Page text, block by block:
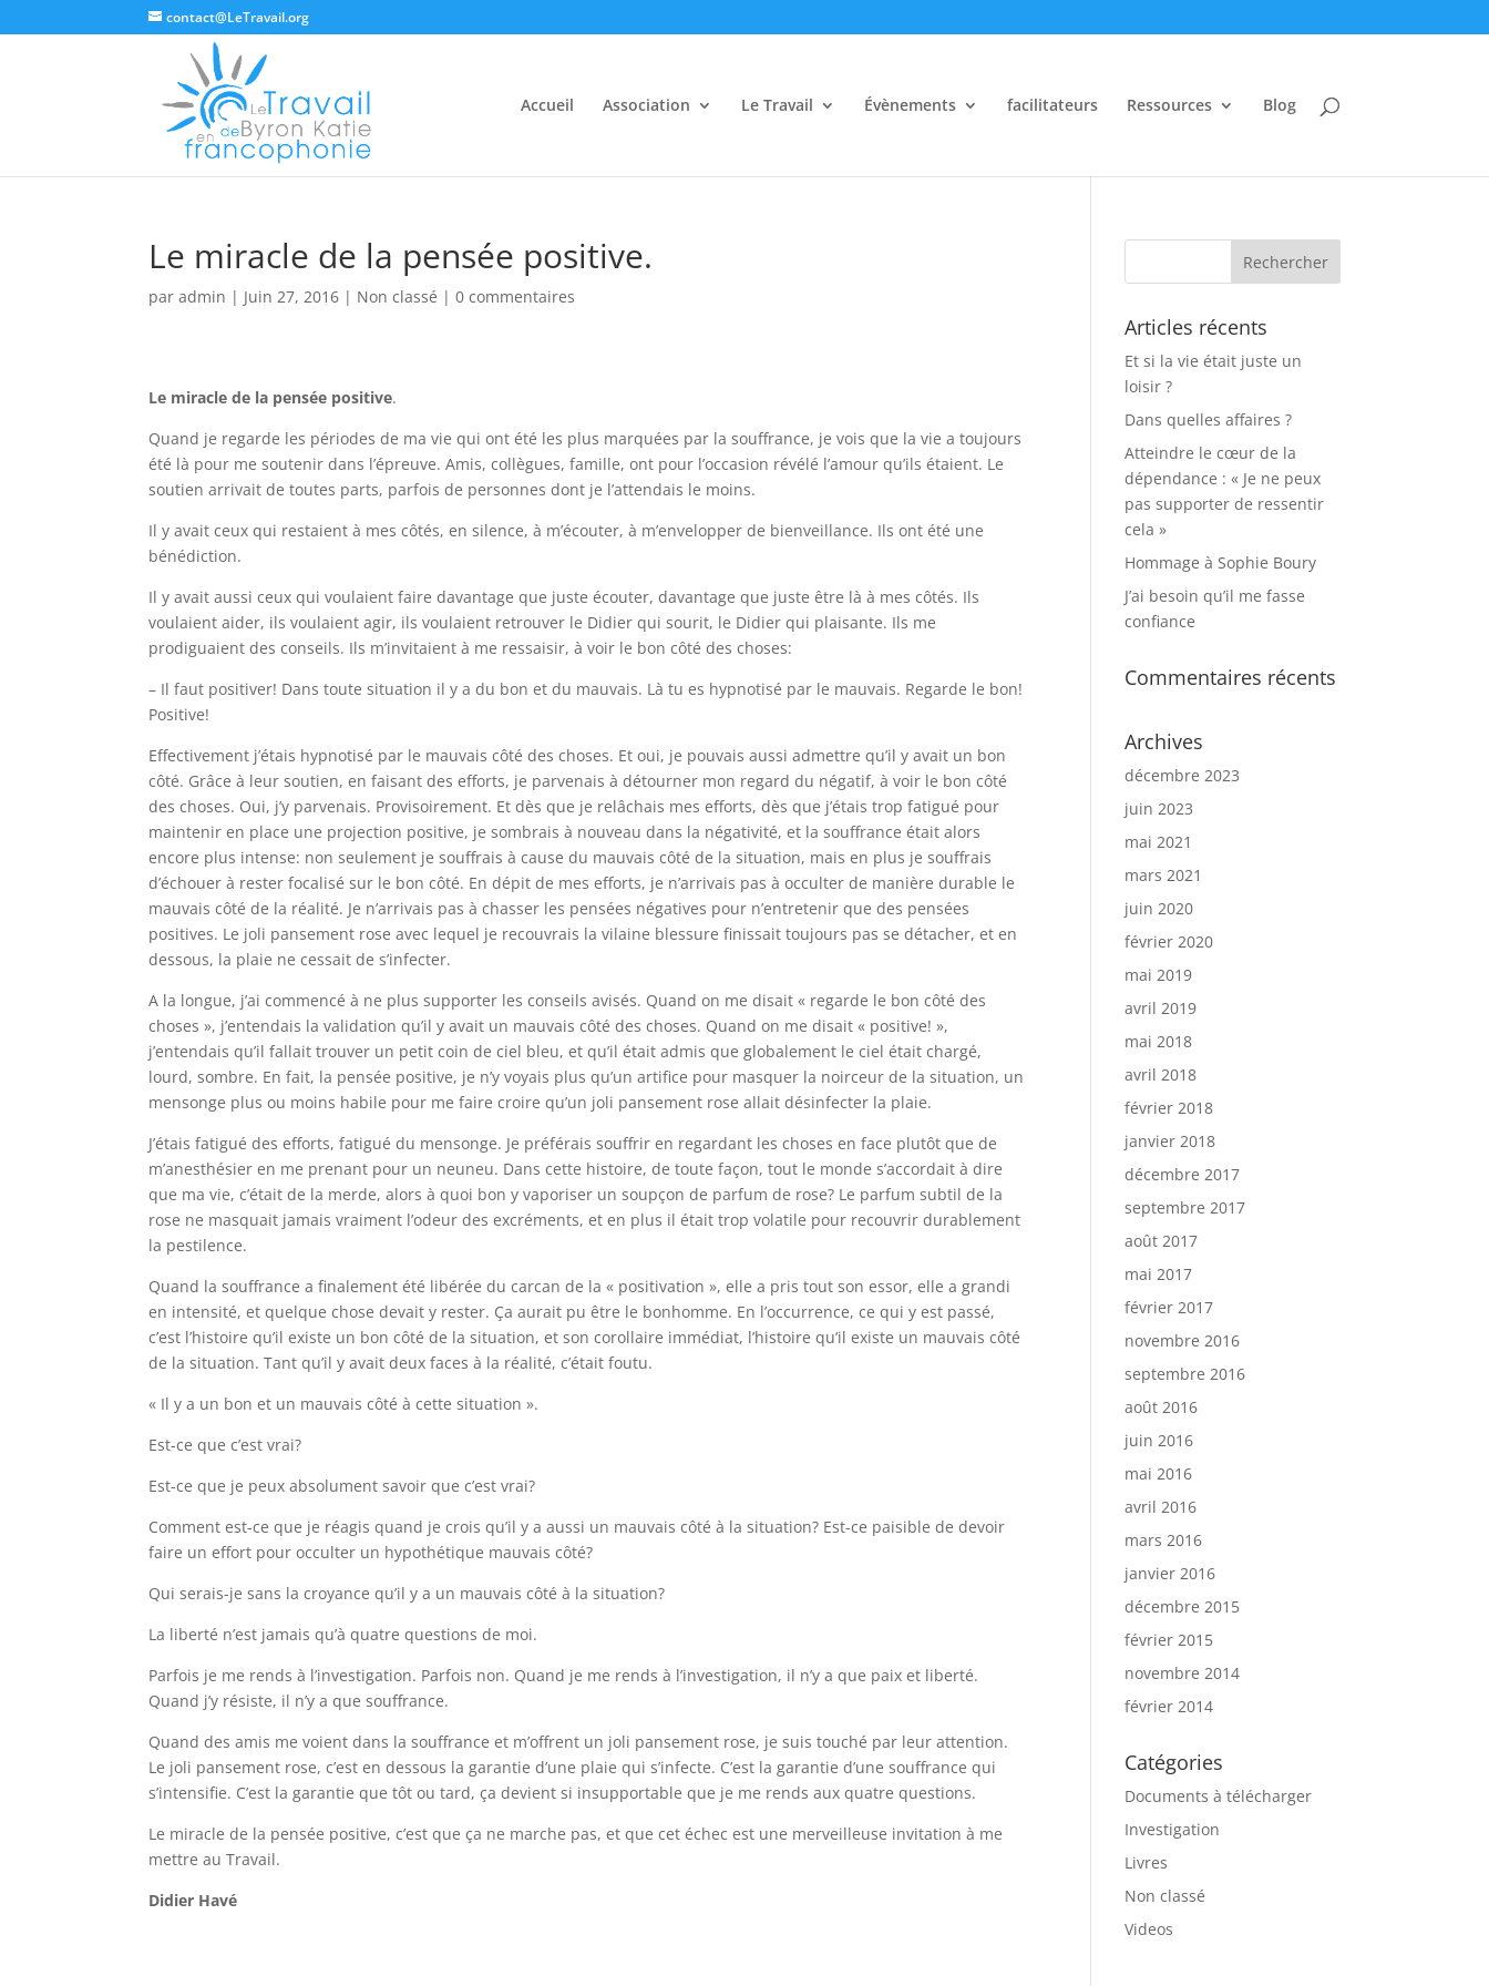
contact@LeTravail.org
Accueil Association Le Travail Évènements facilitateurs Ressources Blog
Le miracle de la pensée positive.
paradmin | Juin 27, 2016 | Non classé |0 commentaires
Le miracle de la pensée positive.
Quand je regarde les périodes de ma vie qui ont été les plus marquées par la souffrance, je vois que la vie a toujours
été là pour me soutenir dans l’épreuve. Amis, collègues, famille, ont pour l’occasion révélé l’amour qu’ils étaient. Le
soutien arrivait de toutes parts, parfois de personnes dont je l’attendais le moins.
Il y avait ceux qui restaient à mes côtés, en silence, à m’écouter, à m’envelopper de bienveillance. Ils ont été une
bénédiction.
Il y avait aussi ceux qui voulaient faire davantage que juste écouter, davantage que juste être là à mes côtés. Ils
voulaient aider, ils voulaient agir, ils voulaient retrouver le Didier qui sourit, le Didier qui plaisante. Ils me
prodiguaient des conseils. Ils m’invitaient à me ressaisir, à voir le bon côté des choses:
– Il faut positiver! Dans toute situation il y a du bon et du mauvais. Là tu es hypnotisé par le mauvais. Regarde le bon!
Positive!
Effectivement j’étais hypnotisé par le mauvais côté des choses. Et oui, je pouvais aussi admettre qu’il y avait un bon
côté. Grâce à leur soutien, en faisant des efforts, je parvenais à détourner mon regard du négatif, à voir le bon côté
des choses. Oui, j’y parvenais. Provisoirement. Et dès que je relâchais mes efforts, dès que j’étais trop fatigué pour
maintenir en place une projection positive, je sombrais à nouveau dans la négativité, et la souffrance était alors
encore plus intense: non seulement je souffrais à cause du mauvais côté de la situation, mais en plus je souffrais
d’échouer à rester focalisé sur le bon côté. En dépit de mes efforts, je n’arrivais pas à occulter de manière durable le
mauvais côté de la réalité. Je n’arrivais pas à chasser les pensées négatives pour n’entretenir que des pensées
positives. Le joli pansement rose avec lequel je recouvrais la vilaine blessure finissait toujours pas se détacher, et en
dessous, la plaie ne cessait de s’infecter.
A la longue, j’ai commencé à ne plus supporter les conseils avisés. Quand on me disait « regarde le bon côté des
choses », j’entendais la validation qu’il y avait un mauvais côté des choses. Quand on me disait « positive! »,
j’entendais qu’il fallait trouver un petit coin de ciel bleu, et qu’il était admis que globalement le ciel était chargé,
lourd, sombre. En fait, la pensée positive, je n’y voyais plus qu’un artifice pour masquer la noirceur de la situation, un
mensonge plus ou moins habile pour me faire croire qu’un joli pansement rose allait désinfecter la plaie.
J’étais fatigué des efforts, fatigué du mensonge. Je préférais souffrir en regardant les choses en face plutôt que de
m’anesthésier en me prenant pour un neuneu. Dans cette histoire, de toute façon, tout le monde s’accordait à dire
que ma vie, c’était de la merde, alors à quoi bon y vaporiser un soupçon de parfum de rose? Le parfum subtil de la
rose ne masquait jamais vraiment l’odeur des excréments, et en plus il était trop volatile pour recouvrir durablement
la pestilence.
Quand la souffrance a finalement été libérée du carcan de la « positivation », elle a pris tout son essor, elle a grandi
en intensité, et quelque chose devait y rester. Ça aurait pu être le bonhomme. En l’occurrence, ce qui y est passé,
c’est l’histoire qu’il existe un bon côté de la situation, et son corollaire immédiat, l’histoire qu’il existe un mauvais côté
de la situation. Tant qu’il y avait deux faces à la réalité, c’était foutu.
« Il y a un bon et un mauvais côté à cette situation ».
Est-ce que c’est vrai?
Est-ce que je peux absolument savoir que c’est vrai?
Comment est-ce que je réagis quand je crois qu’il y a aussi un mauvais côté à la situation? Est-ce paisible de devoir
faire un effort pour occulter un hypothétique mauvais côté?
Qui serais-je sans la croyance qu’il y a un mauvais côté à la situation?
La liberté n’est jamais qu’à quatre questions de moi.
Parfois je me rends à l’investigation. Parfois non. Quand je me rends à l’investigation, il n’y a que paix et liberté.
Quand j’y résiste, il n’y a que souffrance.
Quand des amis me voient dans la souffrance et m’offrent un joli pansement rose, je suis touché par leur attention.
Le joli pansement rose, c’est en dessous la garantie d’une plaie qui s’infecte. C’est la garantie d’une souffrance qui
s’intensifie. C’est la garantie que tôt ou tard, ça devient si insupportable que je me rends aux quatre questions.
Le miracle de la pensée positive, c’est que ça ne marche pas, et que cet échec est une merveilleuse invitation à me
mettre au Travail.
Didier Havé
Articles récents
Et si la vie était juste un
loisir ?
Dans quelles affaires ?
Atteindre le cœur de la
dépendance : « Je ne peux
pas supporter de ressentir
cela »
Hommage à Sophie Boury
J’ai besoin qu’il me fasse
confiance
Commentaires récents
Archives
décembre 2023
juin 2023
mai 2021
mars 2021
juin 2020
février 2020
mai 2019
avril 2019
mai 2018
avril 2018
février 2018
janvier 2018
décembre 2017
septembre 2017
août 2017
mai 2017
février 2017
novembre 2016
septembre 2016
août 2016
juin 2016
mai 2016
avril 2016
mars 2016
janvier 2016
décembre 2015
février 2015
novembre 2014
février 2014
Catégories
Documents à télécharger
Investigation
Livres
Non classé
Videos